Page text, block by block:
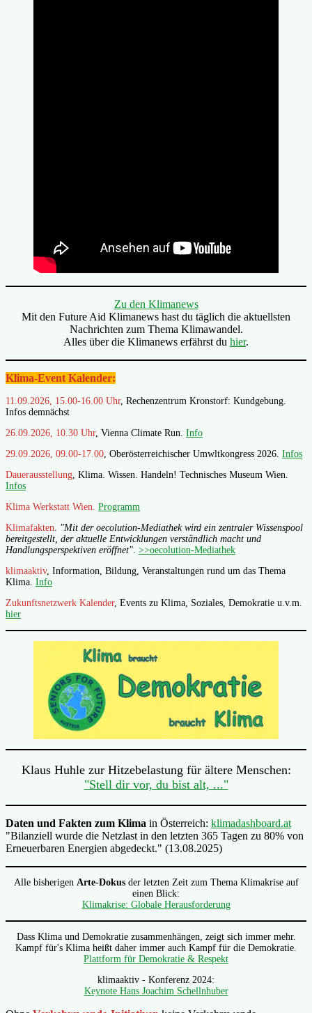
Zu den Klimanews
Mit den Future Aid Klimanews hast du täglich die aktuellsten
Nachrichten zum Thema Klimawandel.
Alles über die Klimanews erfährst du hier.
Klima-Event Kalender:
11.09.2026, 15.00-16.00 Uhr, Rechenzentrum Kronstorf: Kundgebung.
Infos demnächst
26.09.2026, 10.30 Uhr, Vienna Climate Run. Info
29.09.2026, 09.00-17.00, Oberösterreichischer Umwltkongress 2026. Infos
Dauerausstellung, Klima. Wissen. Handeln! Technisches Museum Wien.
Infos
Klima Werkstatt Wien. Programm
Klimafakten. "Mit der oecolution-Mediathek wird ein zentraler Wissenspool
bereitgestellt, der aktuelle Entwicklungen verständlich macht und
Handlungsperspektiven eröffnet". >>oecolution-Mediathek
klimaaktiv, Information, Bildung, Veranstaltungen rund um das Thema
Klima. Info
Zukunftsnetzwerk Kalender, Events zu Klima, Soziales, Demokratie u.v.m.
hier
Klaus Huhle zur Hitzebelastung für ältere Menschen:
"Stell dir vor, du bist alt, ..."
Daten und Fakten zum Klima in Österreich: klimadashboard.at
"Bilanziell wurde die Netzlast in den letzten 365 Tagen zu 80% von
Erneuerbaren Energien abgedeckt." (13.08.2025)
Alle bisherigen Arte-Dokusder letzten Zeit zum Thema Klimakrise auf
einen Blick:
Klimakrise: Globale Herausforderung
Dass Klima und Demokratie zusammenhängen, zeigt sich immer mehr.
Kampf für's Klima heißt daher immer auch Kampf für die Demokratie.
Plattform für Demokratie & Respekt
klimaaktiv - Konferenz 2024:
Keynote Hans Joachim Schellnhuber